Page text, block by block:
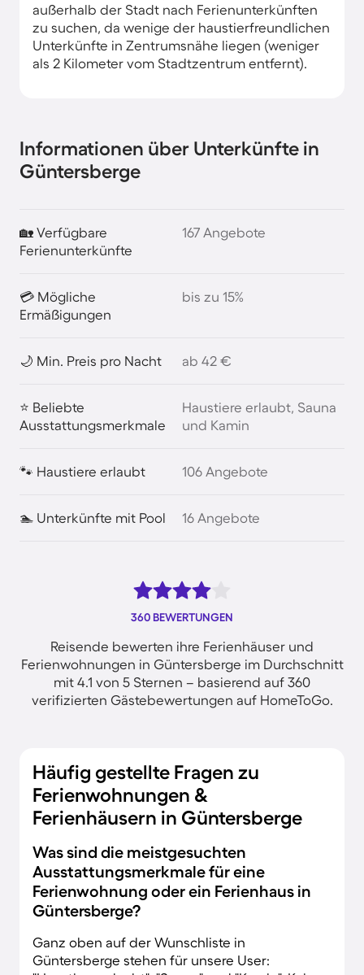
außerhalb der Stadt nach Ferienunterkünften
zu suchen, da wenige der haustierfreundlichen
Unterkünfte in Zentrumsnähe liegen (weniger
als 2 Kilometer vom Stadtzentrum entfernt).
Informationen über Unterkünfte in
Güntersberge
🏡 Verfügbare
Ferienunterkünfte
167 Angebote
💳 Mögliche
Ermäßigungen
bis zu 15%
🌙 Min. Preis pro Nacht ab 42 €
⭐ Beliebte
Ausstattungsmerkmale
Haustiere erlaubt, Sauna
und Kamin
🐾 Haustiere erlaubt 106 Angebote
🏊 Unterkünfte mit Pool 16 Angebote
360 BEWERTUNGEN
Reisende bewerten ihre Ferienhäuser und
Ferienwohnungen in Güntersberge im Durchschnitt
mit 4.1 von 5 Sternen – basierend auf 360
verifizierten Gästebewertungen auf HomeToGo.
Häufig gestellte Fragen zu
Ferienwohnungen &
Ferienhäusern in Güntersberge
Was sind die meistgesuchten
Ausstattungsmerkmale für eine
Ferienwohnung oder ein Ferienhaus in
Güntersberge?
Ganz oben auf der Wunschliste in
Güntersberge stehen für unsere User: